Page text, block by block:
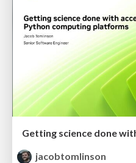
jacobtomlinson